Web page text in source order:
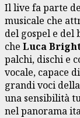
Il live fa parte
musicale che
del gospel e del
che Luca
palchi, dischi e
vocale, capace
grandi voci
una sensibilità
nel panorama